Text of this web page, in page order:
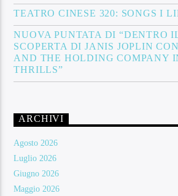
TEATRO CINESE 320: SONGS I
NUOVA PUNTATA DI “DENTRO
SCOPERTA DI JANIS JOPLIN
AND THE HOLDING COMPANY
THRILLS”
ARCHIVI
Agosto 2026
Luglio 2026
Giugno 2026
Maggio 2026